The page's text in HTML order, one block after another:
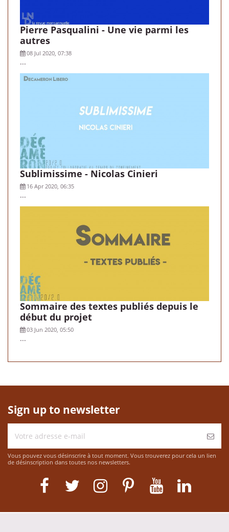
Pierre Pasqualini - Une vie parmi les
autres
08 Jul 2020, 07:38
...
Sublimissime - Nicolas Cinieri
16 Apr 2020, 06:35
...
Sommaire des textes publiés depuis le
début du projet
03 Jun 2020, 05:50
...
Sign up to newsletter
Vous pouvez vous désinscrire à tout moment. Vous trouverez pour cela un lien
de désinscription dans toutes nos newsletters.